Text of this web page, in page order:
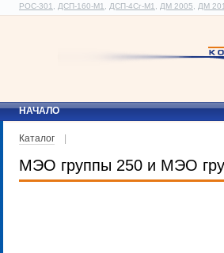
РОС-301 ДСП-160-М1 ДСП-4Сг-М1 ДМ 2005 ДМ
НАЧАЛО
Каталог
МЭО группы 250 и МЭО